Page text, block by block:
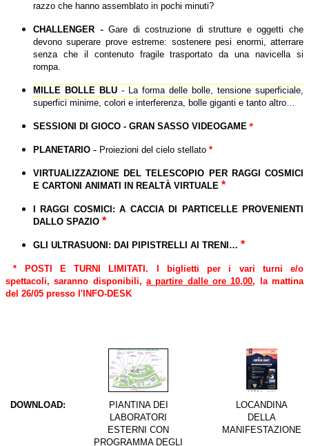
razzo che hanno assemblato in pochi minuti?
CHALLENGER -Gare di costruzione di strutture e oggetti che
devono superare prove estreme: sostenere pesi enormi, atterrare
senza che il contenuto fragile trasportato da una navicella si
rompa.
MILLE BOLLE BLU - La forma delle bolle, tensione superficiale,
superfici minime, colori e interferenza, bolle giganti e tanto altro…
SESSIONI DI GIOCO - GRAN SASSO VIDEOGAME *
PLANETARIO - Proiezioni del cielo stellato *
VIRTUALIZZAZIONE DEL TELESCOPIO PER RAGGI COSMICI
E CARTONI ANIMATI IN REALTÀ VIRTUALE *
I RAGGI COSMICI: A CACCIA DI PARTICELLE PROVENIENTI
DALLO SPAZIO *
GLI ULTRASUONI: DAI PIPISTRELLI AI TRENI… *
*
POSTI E TURNI LIMITATI. I biglietti per i vari turni e/o
spettacoli, saranno disponibili, a partire dalle ore 10,00, la mattina
del 26/05 presso l'INFO-DESK
DOWNLOAD:
PIANTINA DEI
LABORATORI
ESTERNI CON
PROGRAMMA DEGLI
LOCANDINA
DELLA
MANIFESTAZIONE